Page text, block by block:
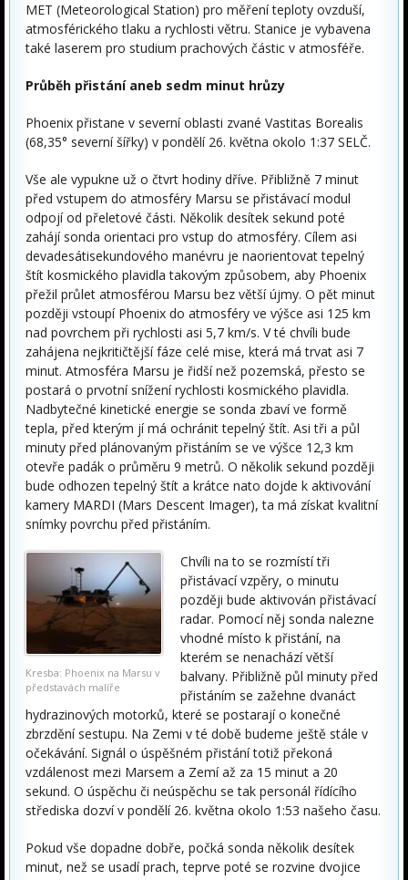
MET (Meteorological Station) pro měření teploty ovzduší,
atmosférického tlaku a rychlosti větru. Stanice je vybavena
také laserem pro studium prachových částic v atmosféře.
Průběh přistání aneb sedm minut hrůzy
Phoenix přistane v severní oblasti zvané Vastitas Borealis
(68,35° severní šířky) v pondělí 26. května okolo 1:37 SELČ.
Vše ale vypukne už o čtvrt hodiny dříve. Přibližně 7 minut
před vstupem do atmosféry Marsu se přistávací modul
odpojí od přeletové části. Několik desítek sekund poté
zahájí sonda orientaci pro vstup do atmosféry. Cílem asi
devadesátisekundového manévru je naorientovat tepelný
štít kosmického plavidla takovým způsobem, aby Phoenix
přežil průlet atmosférou Marsu bez větší újmy. O pět minut
později vstoupí Phoenix do atmosféry ve výšce asi 125 km
nad povrchem při rychlosti asi 5,7 km/s. V té chvíli bude
zahájena nejkritičtější fáze celé mise, která má trvat asi 7
minut. Atmosféra Marsu je řidší než pozemská, přesto se
postará o prvotní snížení rychlosti kosmického plavidla.
Nadbytečné kinetické energie se sonda zbaví ve formě
tepla, před kterým jí má ochránit tepelný štít. Asi tři a půl
minuty před plánovaným přistáním se ve výšce 12,3 km
otevře padák o průměru 9 metrů. O několik sekund později
bude odhozen tepelný štít a krátce nato dojde k aktivování
kamery MARDI (Mars Descent Imager), ta má získat kvalitní
snímky povrchu před přistáním.
Kresba: Phoenix na Marsu v
představách malíře
Chvíli na to se rozmístí tři
přistávací vzpěry, o minutu
později bude aktivován přistávací
radar. Pomocí něj sonda nalezne
vhodné místo k přistání, na
kterém se nenachází větší
balvany. Přibližně půl minuty před
přistáním se zažehne dvanáct
hydrazinových motorků, které se postarají o konečné
zbrzdění sestupu. Na Zemi v té době budeme ještě stále v
očekávání. Signál o úspěšném přistání totiž překoná
vzdálenost mezi Marsem a Zemí až za 15 minut a 20
sekund. O úspěchu či neúspěchu se tak personál řídícího
střediska dozví v pondělí 26. května okolo 1:53 našeho času.
Pokud vše dopadne dobře, počká sonda několik desítek
minut, než se usadí prach, teprve poté se rozvine dvojice